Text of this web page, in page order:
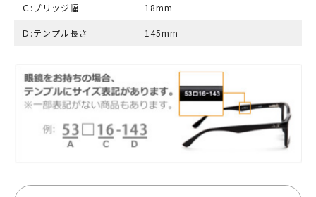
Ｃ:ブリッジ幅 18mm
Ｄ:テンプル長さ 145mm